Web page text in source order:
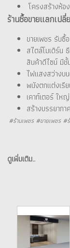
โครงสร้างห้อ
ร้านซื้อขายแลกเป
ขายเพชร รับซื้
สไตล์โมเดิร์น
สินค้าดีไซน์ มี
ไฟแสงสว่างบ
พนังตกแต่งเรี
เคาท์เตอร์ ให
สร้างบรรยากา
#ร้านเพชร #ขายเพชร #
ดูเพิ่มเติม..